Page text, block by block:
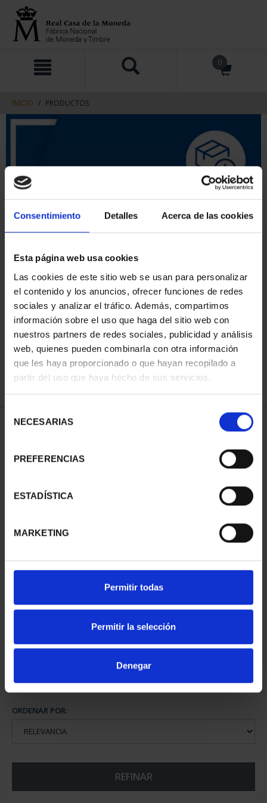
Consentimiento Detalles Acerca de las cookies
Esta página web usa cookies
Las cookies de este sitio web se usan para personalizar
el contenido y los anuncios, ofrecer funciones de redes
sociales y analizar el tráfico. Además, compartimos
información sobre el uso que haga del sitio web con
nuestros partners de redes sociales, publicidad y análisis
web, quienes pueden combinarla con otra información
que les haya proporcionado o que hayan recopilado a
partir del uso que haya hecho de sus servicios.
NECESARIAS
PREFERENCIAS
ESTADÍSTICA
MARKETING
Permitir todas
Permitir la selección
Denegar
contenido
navegacin
0
INICIO PRODUCTOS
ORDENAR POR:
REFINAR
1 Productos encontrados
MUNDIAL FIFA 2026 (EM.
145,00 €
ORDENAR POR:
REFINAR